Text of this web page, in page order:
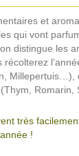
et
qui vont
distingue les
Millepertuis…),
très
!